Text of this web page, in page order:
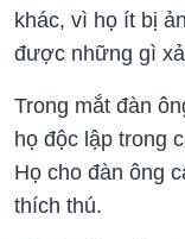
khác, vì họ ít bị
được những gì
Trong mắt đàn
họ độc lập trong
Họ cho đàn ông
thích thú.